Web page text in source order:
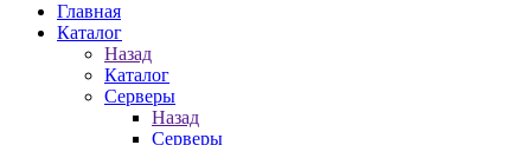
Главная
Каталог
Назад
Каталог
Серверы
Назад
Серверы